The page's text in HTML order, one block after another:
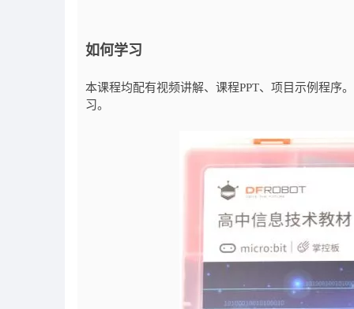
如何学习
本课程均配有视频讲解、课程PPT、项目示例程序
习。